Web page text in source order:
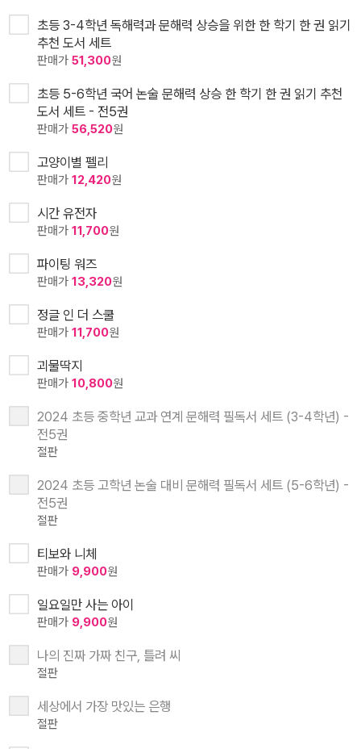
초등 3-4학년 독해력과 문해력 상승을 위한 한 학기 한 권 읽기
추천 도서 세트
판매가 51,300원
초등 5-6학년 국어 논술 문해력 상승 한 학기 한 권 읽기 추천
도서 세트 - 전5권
판매가 56,520원
고양이별 펠리
판매가 12,420원
시간 유전자
판매가 11,700원
파이팅 워즈
판매가 13,320원
정글 인 더 스쿨
판매가 11,700원
괴물딱지
판매가 10,800원
2024 초등 중학년 교과 연계 문해력 필독서 세트 (3-4학년) -
전5권
절판
2024 초등 고학년 논술 대비 문해력 필독서 세트 (5-6학년) -
전5권
절판
티보와 니체
판매가 9,900원
일요일만 사는 아이
판매가 9,900원
나의 진짜 가짜 친구, 틀려 씨
절판
세상에서 가장 맛있는 은행
절판